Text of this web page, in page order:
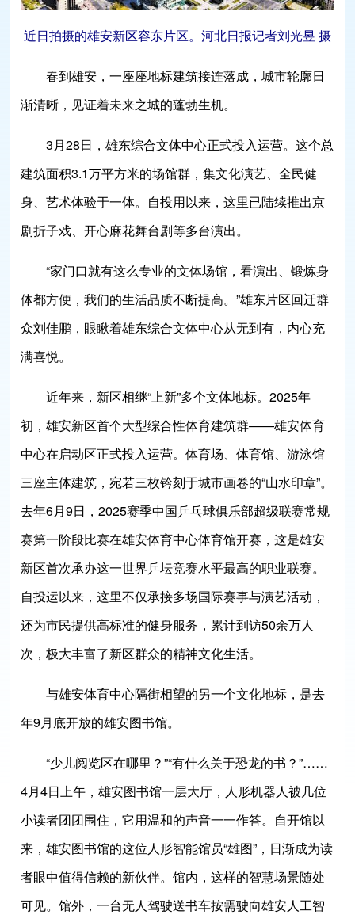
近日拍摄的雄安新区容东片区。河北日报记者刘光昱 摄
春到雄安，一座座地标建筑接连落成，城市轮廓日
渐清晰，见证着未来之城的蓬勃生机。
3月28日，雄东综合文体中心正式投入运营。这个总
建筑面积3.1万平方米的场馆群，集文化演艺、全民健
身、艺术体验于一体。自投用以来，这里已陆续推出京
剧折子戏、开心麻花舞台剧等多台演出。
“家门口就有这么专业的文体场馆，看演出、锻炼身
体都方便，我们的生活品质不断提高。”雄东片区回迁群
众刘佳鹏，眼瞅着雄东综合文体中心从无到有，内心充
满喜悦。
近年来，新区相继“上新”多个文体地标。2025年
初，雄安新区首个大型综合性体育建筑群——雄安体育
中心在启动区正式投入运营。体育场、体育馆、游泳馆
三座主体建筑，宛若三枚钤刻于城市画卷的“山水印章”。
去年6月9日，2025赛季中国乒乓球俱乐部超级联赛常规
赛第一阶段比赛在雄安体育中心体育馆开赛，这是雄安
新区首次承办这一世界乒坛竞赛水平最高的职业联赛。
自投运以来，这里不仅承接多场国际赛事与演艺活动，
还为市民提供高标准的健身服务，累计到访50余万人
次，极大丰富了新区群众的精神文化生活。
与雄安体育中心隔街相望的另一个文化地标，是去
年9月底开放的雄安图书馆。
“少儿阅览区在哪里？”“有什么关于恐龙的书？”……
4月4日上午，雄安图书馆一层大厅，人形机器人被几位
小读者团团围住，它用温和的声音一一作答。自开馆以
来，雄安图书馆的这位人形智能馆员“雄图”，日渐成为读
者眼中值得信赖的新伙伴。馆内，这样的智慧场景随处
可见。馆外，一台无人驾驶送书车按需驶向雄安人工智